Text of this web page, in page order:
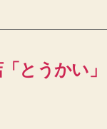
とうかい